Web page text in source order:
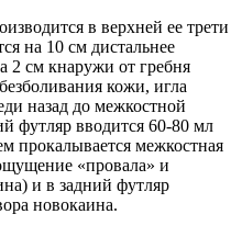
в верхней ее трети
на 10 см дистальнее
2 см кнаружи от гребня
кожи, игла
назад до межкостной
футляр вводится 60-80 мл
прокалывается межкостная
«провала» и
и в задний футляр
новокаина.